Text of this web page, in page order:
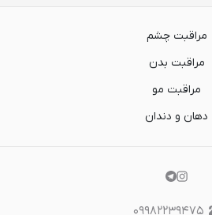
مراقبت چشم
مراقبت بدن
مراقبت مو
دهان و دندان
۰۹۹۸۲۲۳۹۴۷۵